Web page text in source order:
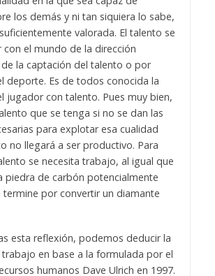
los demás y ni tan siquiera lo sabe,
valorada. El talento se
con el mundo de la dirección
la captación del talento o por
deporte. Es de todos conocida la
jugador con talento. Pues muy bien,
que se tenga si no se dan las
para explotar esa cualidad
no llegará a ser productivo. Para
se necesita trabajo, al igual que
piedra de carbón potencialmente
termine por convertir un diamante
esta reflexión, podemos deducir la
en base a la formulada por el
humanos Dave Ulrich en 1997.